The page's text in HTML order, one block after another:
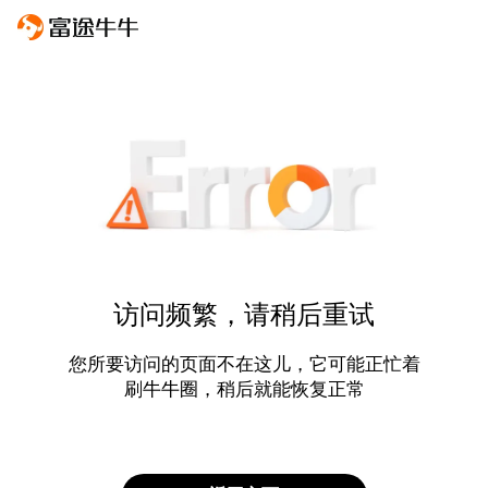
访问频繁，请稍后重试
您所要访问的页面不在这儿，它可能正忙着
刷牛牛圈，稍后就能恢复正常